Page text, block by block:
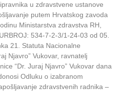
u zdravstvene ustanove
putem Hrvatskog zavoda
Ministarstva zdravstva RH,
534-7-2-3/1-24-03 od 05.
21. Statuta Nacionalne
Njavro” Vukovar, ravnatelj
“Dr. Juraj Njavro” Vukovar dana
Odluku o izabranom
zdravstvenih radnika –